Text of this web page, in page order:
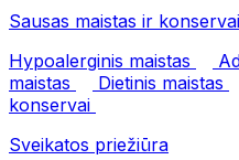
Sausas maistas ir konservai
Hypoalerginis maistas
maistas
Dietinis maistas
konservai
Sveikatos priežiūra